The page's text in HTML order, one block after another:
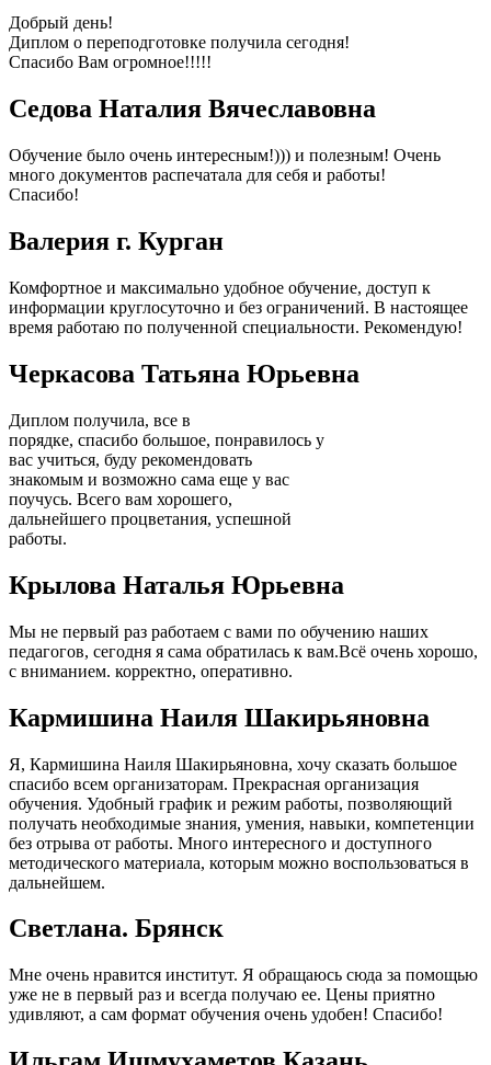
Добрый день!
Диплом о переподготовке получила сегодня!
Спасибо Вам огромное!!!!!
Седова Наталия Вячеславовна
Обучение было очень интересным!))) и полезным! Очень
много документов распечатала для себя и работы!
Спасибо!
Валерия г. Курган
Комфортное и максимально удобное обучение, доступ к
информации круглосуточно и без ограничений. В настоящее
время работаю по полученной специальности. Рекомендую!
Черкасова Татьяна Юрьевна
Диплом получила, все в
порядке, спасибо большое, понравилось у
вас учиться, буду рекомендовать
знакомым и возможно сама еще у вас
поучусь. Всего вам хорошего,
дальнейшего процветания, успешной
работы.
Крылова Наталья Юрьевна
Мы не первый раз работаем с вами по обучению наших
педагогов, сегодня я сама обратилась к вам.Всё очень хорошо,
с вниманием. корректно, оперативно.
Кармишина Наиля Шакирьяновна
Я, Кармишина Наиля Шакирьяновна, хочу сказать большое
спасибо всем организаторам. Прекрасная организация
обучения. Удобный график и режим работы, позволяющий
получать необходимые знания, умения, навыки, компетенции
без отрыва от работы. Много интересного и доступного
методического материала, которым можно воспользоваться в
дальнейшем.
Cветлана. Брянск
Мне очень нравится институт. Я обращаюсь сюда за помощью
уже не в первый раз и всегда получаю ее. Цены приятно
удивляют, а сам формат обучения очень удобен! Спасибо!